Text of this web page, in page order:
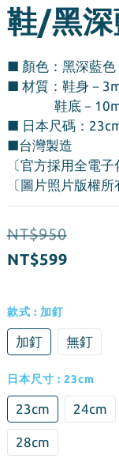
鞋/黑深
■ 顏色：黑深藍色
■ 材質：鞋身－
■ 日本尺碼：
■台灣製造
〔官方採用全電
〔圖片照片版權所
NT$950
NT$599
款式 : 加釘
加釘 無釘
日本尺寸 : 23cm
23cm 24cm
28cm